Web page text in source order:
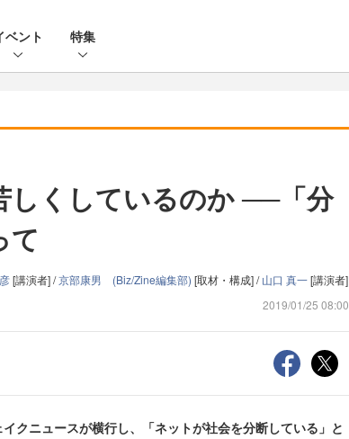
ベント 特集
しくしているのか ──「分
て
[講演者] /京部康男 (Biz/Zine編集部) [取材・構成] /山口 真一[講演者]
2019/01/25 08:00
クニュースが横行し、「ネットが社会を分断している」と